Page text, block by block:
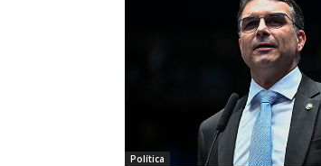
Política